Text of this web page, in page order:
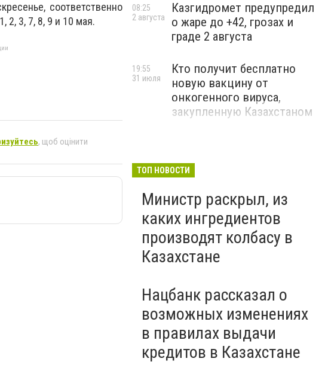
соответственно
2, 3, 7, 8, 9 и 10 мая.
, щоб оцінити
Казгидромет предупредил
о жаре до +42, грозах и
граде 2 августа
08:25
2 августа
Кто получит бесплатно
новую вакцину от
онкогенного вируса,
закупленную Казахстаном
19:55
31 июля
ТОП НОВОСТИ
Министр раскрыл, из
каких ингредиентов
производят колбасу в
Казахстане
Нацбанк рассказал о
возможных изменениях
в правилах выдачи
кредитов в Казахстане